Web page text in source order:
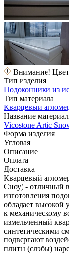
Внимание! Цвет
Тип изделия
Подоконники из
Тип материала
Кварцевый
Название
Vicostone Artic
Форма изделия
Угловая
Описание
Оплата
Доставка
Кварцевый
Сноу) - отличный
изготовления
обладает высокой
к механическому
измельченный
синтетическими
подвергают
плиты (слэбы)